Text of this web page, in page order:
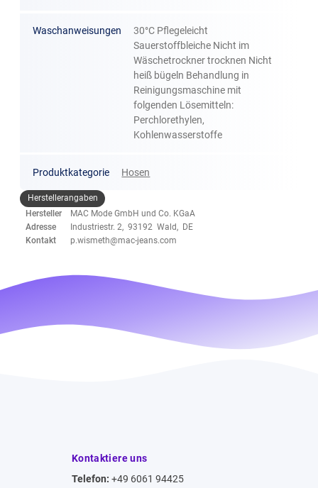
Waschanweisungen
30°C Pflegeleicht
Sauerstoffbleiche Nicht im
Wäschetrockner trocknen Nicht
heiß bügeln Behandlung in
Reinigungsmaschine mit
folgenden Lösemitteln:
Perchlorethylen,
Kohlenwasserstoffe
Produktkategorie Hosen
Herstellerangaben
Hersteller
MAC Mode GmbH und Co. KGaA
Adresse
Industriestr. 2, 93192 Wald, DE
Kontakt
p.wismeth@mac-jeans.com
Kontaktiere uns
Telefon: +49 6061 94425